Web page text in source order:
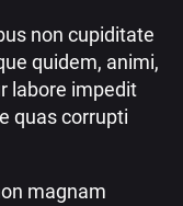
non cupiditate
quidem, animi,
labore impedit
quas corrupti
magnam